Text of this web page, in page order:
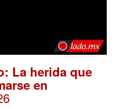
La herida que
en